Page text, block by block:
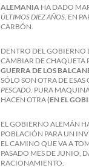
ALEMANIA HA DADO
ÚLTIMOS DIEZ AÑOS, EN
CARBÓN.
DENTRO DEL GOBIERNO
CAMBIAR DE CHAQUETA
GUERRA DE LOS
SÓLO SON OTRA DE
PESCADO . PURA
HACEN OTRA(EN EL
EL GOBIERNO ALEMÁN
POBLACIÓN PARA UN
EL CAMINO QUE VA A
PASADO MES DE JUNIO,
RACIONAMIENTO.